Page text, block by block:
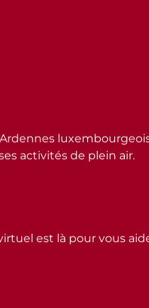
est là pour vous
activités de plein air.